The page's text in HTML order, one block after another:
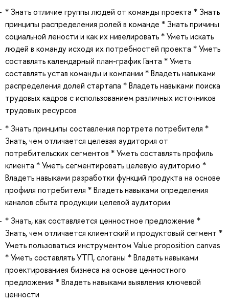
* Знать отличие группы людей от команды проекта * Знать
принципы распределения ролей в команде * Знать причины
социальной лености и как их нивелировать * Уметь искать
людей в команду исходя их потребностей проекта * Уметь
составлять календарный план-график Ганта * Уметь
составлять устав команды и компании * Владеть навыками
распределения долей стартапа * Владеть навыками поиска
трудовых кадров с использованием различных источников
трудовых ресурсов
* Знать принципы составления портрета потребителя *
Знать, чем отличается целевая аудитория от
потребительских сегментов * Уметь составлять профиль
клиента * Уметь сегментировать целевую аудиторию *
Владеть навыками разработки функций продукта на основе
профиля потребителя * Владеть навыками определения
каналов сбыта продукции целевой аудитории
* Знать, как составляется ценностное предложение *
Знать, чем отличается клиентский и продуктовый сегмент *
Уметь пользоваться инструментом Value proposition canvas
* Уметь составлять УТП, слоганы * Владеть навыками
проектированиея бизнеса на основе ценностного
предложения * Владеть навыками выявления ключевой
ценности